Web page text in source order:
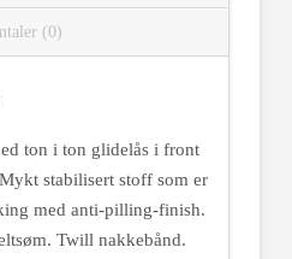
(0)
ton i ton glidelås i front
stabilisert stoff som er
med anti-pilling-finish.
Twill nakkebånd.